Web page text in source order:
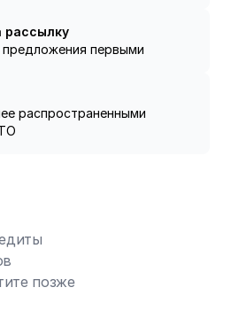
позже
рассылку
первыми
распространенными